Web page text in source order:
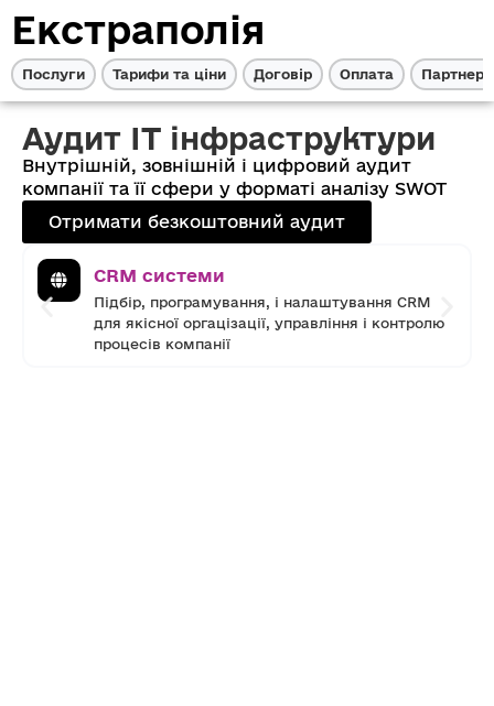
Екстраполія
Послуги Тарифи та ціни Договір Оплата
Аудит IT інфраструктури
Внутрішній, зовнішній і цифровий аудит
компанії та її сфери у форматі аналізу SWOT
Отримати безкоштовний аудит
CRM системи
Підбір, програмування, і налаштування CRM
для якісної оргацізації, управління і контролю
процесів компанії